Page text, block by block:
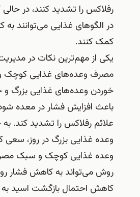
رفلاکس را تشدید کنند، در
در الگوهای غذایی می‌توانند
کمک کنند.
یکی از مهم‌ترین نکات در
مصرف وعده‌های غذایی کوچک
خوردن وعده‌های غذایی بزرگ و
باعث افزایش فشار در معده
علائم رفلاکس را تشدید کند.
وعده غذایی بزرگ در روز،
وعده غذایی کوچک و سبک
روش می‌تواند به کاهش فشار
کاهش احتمال بازگشت اسید